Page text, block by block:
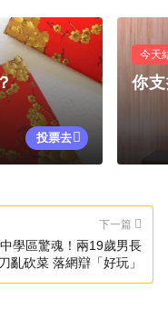
投票去
今天
你
下一篇
學區驚魂！兩19歲男長
刀亂砍菜 落網辯「好玩」